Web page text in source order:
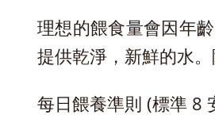
理想的餵食量會因年
提供乾淨，新鮮的水
每日餵養準則 (標準 8